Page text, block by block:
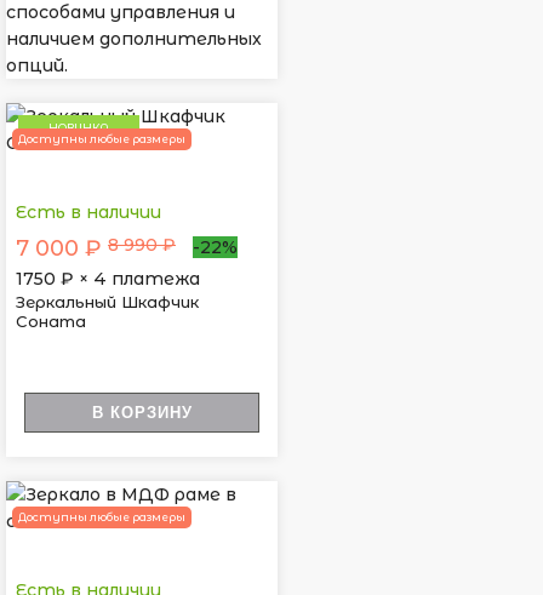
способами управления и
наличием дополнительных
опций.
НОВИНКА
Доступны любые размеры
Есть в наличии
7 000 ₽ 8 990 ₽
-22%
1750 ₽ × 4 платежа
Зеркальный Шкафчик
Cоната
В КОРЗИНУ
Доступны любые размеры
Есть в наличии